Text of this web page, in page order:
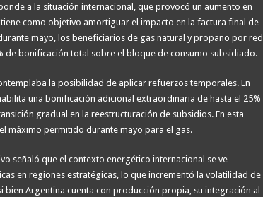
a la situación internacional, que provocó un aumento en
como objetivo amortiguar el impacto en la factura final de
mayo, los beneficiarios de gas natural y propano por red
de bonificación total sobre el bloque de consumo subsidiado.
la posibilidad de aplicar refuerzos temporales. En
una bonificación adicional extraordinaria de hasta el 25%
gradual en la reestructuración de subsidios. En esta
máximo permitido durante mayo para el gas.
señaló que el contexto energético internacional se ve
en regiones estratégicas, lo que incrementó la volatilidad de
bien Argentina cuenta con producción propia, su integración al